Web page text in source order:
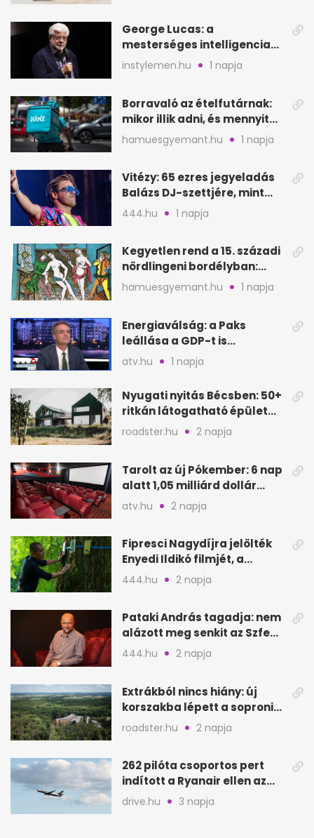
George Lucas: a
mesterséges intelligencia
lehet Hollywood következő
lépése
instylemen.hu 1 napja
Borravaló az ételfutárnak:
mikor illik adni, és mennyit
rendeléskor?
hamuesgyemant.hu 1 napja
Vitézy: 65 ezres jegyeladás
Balázs DJ-szettjére, mint
metró nélküli Puskás-meccs
444.hu 1 napja
Kegyetlen rend a 15. századi
nördlingeni bordélyban:
verés, éheztetés
hamuesgyemant.hu 1 napja
Energiaválság: a Paks
leállása a GDP-t is
megütheti, int az
Oeconomus
atv.hu 1 napja
Nyugati nyitás Bécsben: 50+
ritkán látogatható épület
nyílik meg
roadster.hu 2 napja
Tarolt az új Pókember: 6 nap
alatt 1,05 milliárd dollár
bevétel
atv.hu 2 napja
Fipresci Nagydíjra jelölték
Enyedi Ildikó filmjét, a
Csendes barátot
444.hu 2 napja
Pataki András tagadja: nem
alázott meg senkit az Szfe
felvételijén
444.hu 2 napja
Extrákból nincs hiány: új
korszakba lépett a soproni
Fagus Hotel
roadster.hu 2 napja
262 pilóta csoportos pert
indított a Ryanair ellen az
Egyesült Királyságban
drive.hu 3 napja